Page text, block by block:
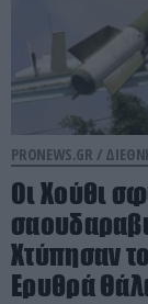
PRONEWS.GR /
Οι Χούθι
Χτύπησαν
Ερυθρά